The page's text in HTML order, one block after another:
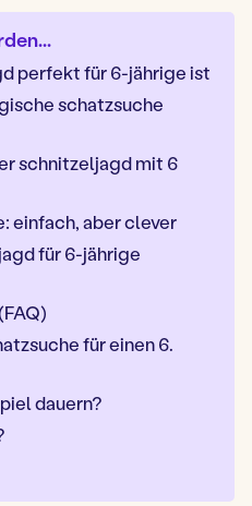
perfekt für 6-jährige ist
schatzsuche
schnitzeljagd mit 6
einfach, aber clever
für 6-jährige
für einen 6.
dauern?